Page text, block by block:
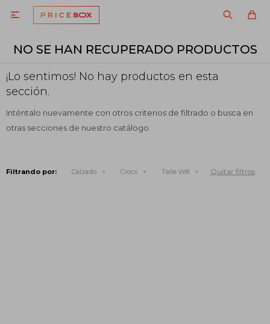

NO SE HAN RECUPERADO PRODUCTOS
¡Lo sentimos! No hay productos en esta
sección.
Inténtalo nuevamente con otros criterios de filtrado o busca en
otras secciones de nuestro catálogo.
Filtrando por: Calzado Crocs Talle W8 Quitar filtros